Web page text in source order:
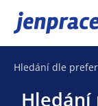
JenPráce.cz
Hledání dle
Hledání